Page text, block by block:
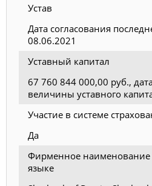
Устав
Дата согласования
08.06.2021
Уставный капитал
67 760 844 000,00 руб.,
величины уставного
Участие в системе
Да
Фирменное наименование
языке